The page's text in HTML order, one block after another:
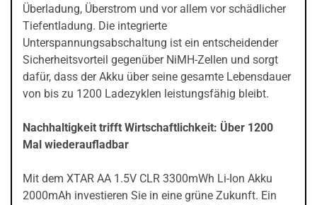
Überladung, Überstrom und vor allem vor schädlicher
Tiefentladung. Die integrierte
Unterspannungsabschaltung ist ein entscheidender
Sicherheitsvorteil gegenüber NiMH-Zellen und sorgt
dafür, dass der Akku über seine gesamte Lebensdauer
von bis zu 1200 Ladezyklen leistungsfähig bleibt.
Nachhaltigkeit trifft Wirtschaftlichkeit: Über 1200
Mal wiederaufladbar
Mit dem XTAR AA 1.5V CLR 3300mWh Li-Ion Akku
2000mAh investieren Sie in eine grüne Zukunft. Ein